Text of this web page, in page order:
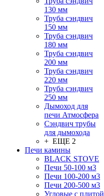
130 мм
Труба сэндвич
150 мм
Труба сэндвич
180 мм
Труба сэндвич
200 мм
Труба сэндвич
220 мм
Труба сэндвич
250 мм
Дымоход для
печи Атмосфера
Сэндвич трубы
для дымохода
+ ЕЩЕ 2
Печи камины
BLACK STOVE
Печи 50-100 м3
Печи 100-200 м3
Печи 200-500 м3
Угловые с плитой